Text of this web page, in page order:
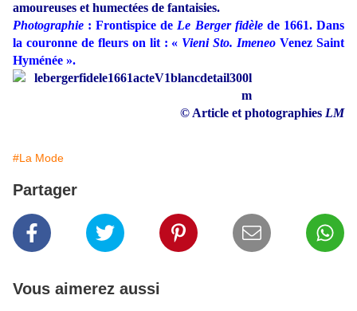
amoureuses et humectées de fantaisies.
Photographie : Frontispice de Le Berger fidèlede 1661. Dans
la couronne de fleurs on lit : « Vieni Sto. Imeneo Venez Saint
Hyménée ».
© Article et photographies LM
#La Mode
Partager
Vous aimerez aussi